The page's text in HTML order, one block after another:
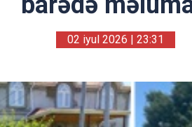
02 iyul 2026 | 23:31